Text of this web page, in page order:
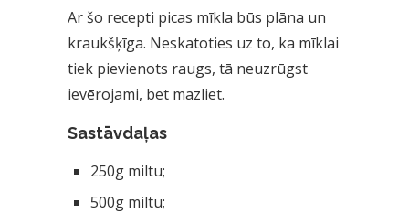
Ar šo recepti picas mīkla būs plāna un
kraukšķīga. Neskatoties uz to, ka mīklai
tiek pievienots raugs, tā neuzrūgst
ievērojami, bet mazliet.
Sastāvdaļas
250g miltu;
500g miltu;